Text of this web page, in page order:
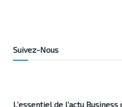
Suivez-Nous
L’essentiel de l’actu